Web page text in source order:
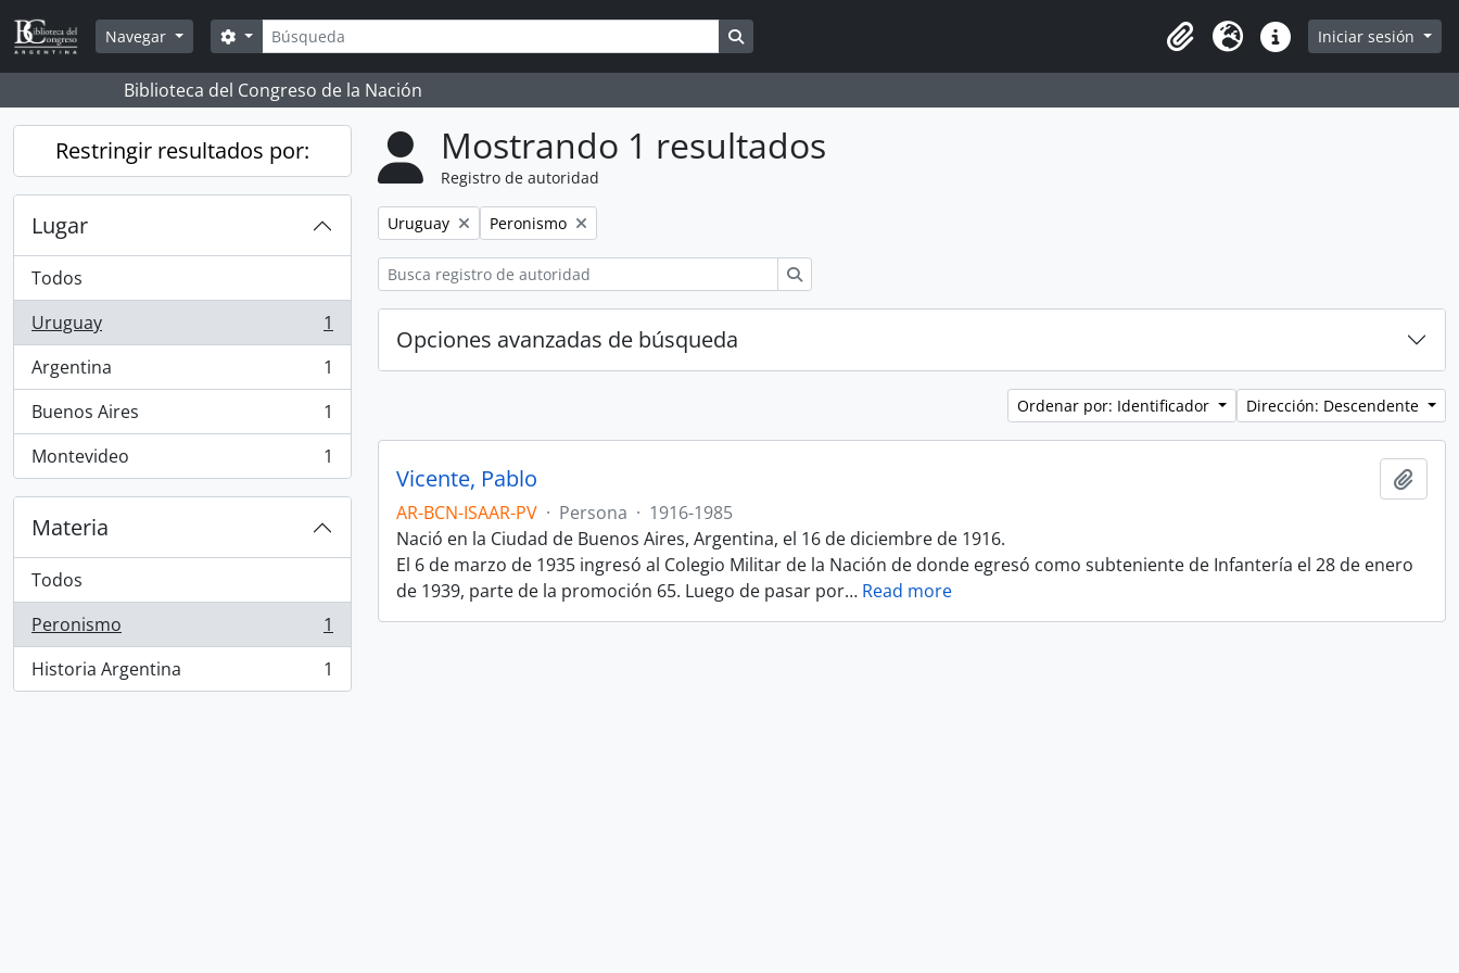
Skip to main content
Navegar
Búsqueda
Search options
Portapapeles
Idioma Enlaces rápidos
Iniciar sesión
Biblioteca del Congreso de la Nación
Restringir resultados por:
Lugar
Todos
Uruguay
, 1 resultados
1
Argentina
, 1 resultados
1
Buenos Aires
, 1 resultados
1
Montevideo
, 1 resultados 1
Materia
Todos
Peronismo
, 1 resultados
1
Historia Argentina
, 1 resultados 1
Mostrando 1 resultados
Registro de autoridad
Remove filter:
Uruguay Remove filter:
Peronismo
Opciones avanzadas de búsqueda
Ordenar por: Identificador Dirección: Descendente
Vicente, Pablo
AR-BCN-ISAAR-PV · Persona · 1916-1985
Nació en la Ciudad de Buenos Aires, Argentina, el 16 de diciembre de 1916.
El 6 de marzo de 1935 ingresó al Colegio Militar de la Nación de donde egresó como subteniente de Infantería el 28 de enero
de 1939, parte de la promoción 65. Luego de pasar por… Read more